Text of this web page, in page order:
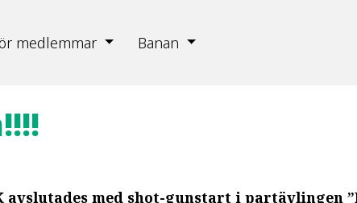
medlemmar Banan
avslutades med shot-gunstart i partävlingen